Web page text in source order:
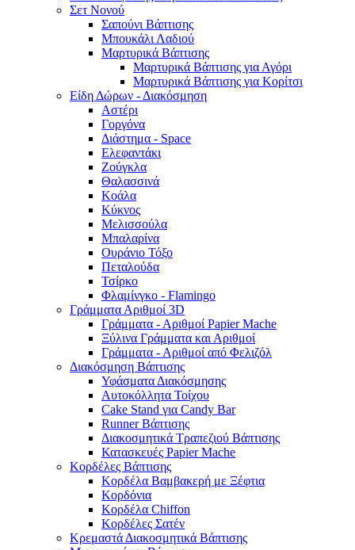
Σετ Νονού
Σαπούνι Βάπτισης
Μπουκάλι Λαδιού
Μαρτυρικά Βάπτισης
Μαρτυρικά Βάπτισης για Αγόρι
Μαρτυρικά Βάπτισης για Κορίτσι
Είδη Δώρων - Διακόσμηση
Αστέρι
Γοργόνα
Διάστημα - Space
Ελεφαντάκι
Ζούγκλα
Θαλασσινά
Κοάλα
Κύκνος
Μελισσούλα
Μπαλαρίνα
Ουράνιο Τόξο
Πεταλούδα
Τσίρκο
Φλαμίνγκο - Flamingo
Γράμματα Αριθμοί 3D
Γράμματα - Αριθμοί Papier Mache
Ξύλινα Γράμματα και Αριθμοί
Γράμματα - Αριθμοί από Φελιζόλ
Διακόσμηση Βάπτισης
Υφάσματα Διακόσμησης
Αυτοκόλλητα Τοίχου
Cake Stand για Candy Bar
Runner Βάπτισης
Διακοσμητικά Τραπεζιού Βάπτισης
Κατασκευές Papier Mache
Κορδέλες Βάπτισης
Κορδέλα Βαμβακερή με Ξέφτια
Κορδόνια
Κορδέλα Chiffon
Κορδέλες Σατέν
Κρεμαστά Διακοσμητικά Βάπτισης